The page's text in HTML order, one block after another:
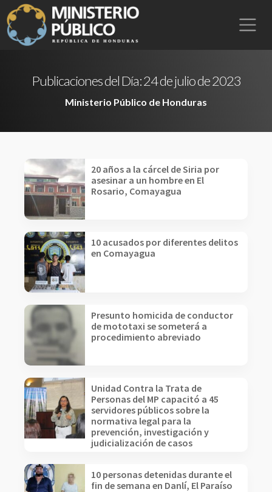
Publicaciones del Día:24 de julio de 2023
Ministerio Público de Honduras
20 años a la cárcel de Siria por
asesinar a un hombre en El
Rosario, Comayagua
10 acusados por diferentes delitos
en Comayagua
Presunto homicida de conductor
de mototaxi se someterá a
procedimiento abreviado
Unidad Contra la Trata de
Personas del MP capacitó a 45
servidores públicos sobre la
normativa legal para la
prevención, investigación y
judicialización de casos
10 personas detenidas durante el
fin de semana en Danlí, El Paraíso